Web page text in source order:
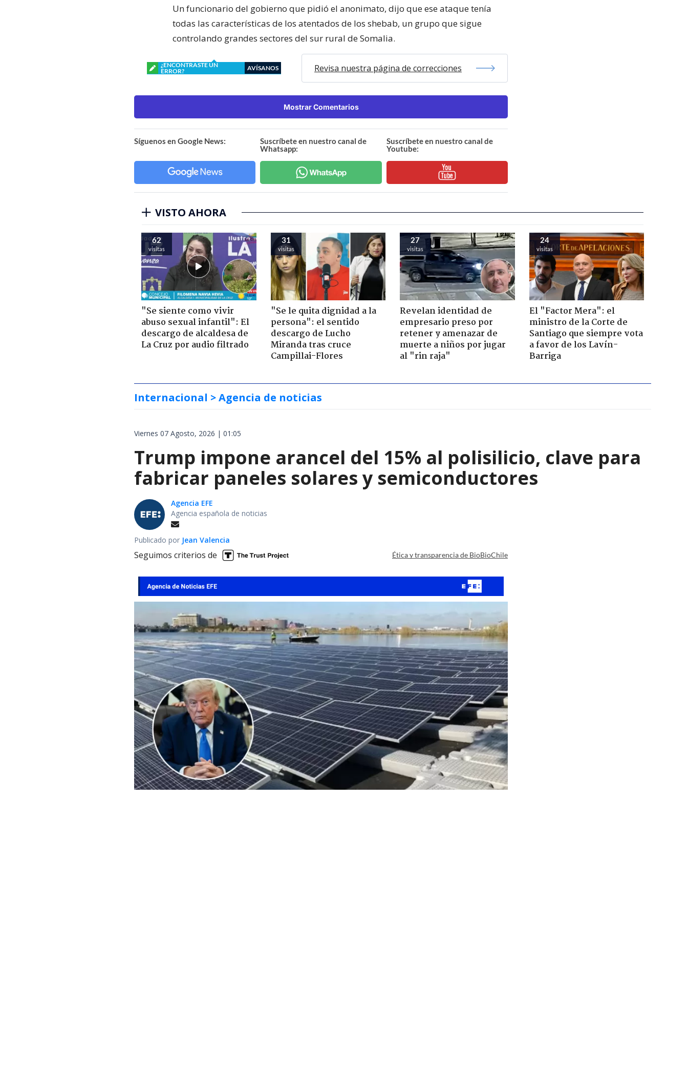
Un funcionario del gobierno que pidió el anonimato, dijo que ese ataque tenía
todas las características de los atentados de los shebab, un grupo que sigue
controlando grandes sectores del sur rural de Somalia.
¿ENCONTRASTE UN
ERROR?
AVÍSANOS Revisa nuestra página de correcciones
Mostrar Comentarios
Síguenos en Google News:
Suscríbete en nuestro canal de
Whatsapp:
Suscríbete en nuestro canal de
Youtube:
VISTO AHORA
62
visitas
"Se siente como vivir
abuso sexual infantil": El
descargo de alcaldesa de
La Cruz por audio filtrado
31
visitas
"Se le quita dignidad a la
persona": el sentido
descargo de Lucho
Miranda tras cruce
Campillai-Flores
27
visitas
Revelan identidad de
empresario preso por
retener y amenazar de
muerte a niños por jugar
al "rin raja"
24
visitas
El "Factor Mera": el
ministro de la Corte de
Santiago que siempre vota
a favor de los Lavín-
Barriga
Internacional > Agencia de noticias
Viernes 07 Agosto, 2026 | 01:05
Trump impone arancel del 15% al polisilicio, clave para
fabricar paneles solares y semiconductores
Agencia EFE
Agencia española de noticias
Publicado por Jean Valencia
Seguimos criterios de Ética y transparencia de BioBioChile